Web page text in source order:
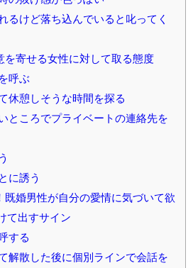
るけど落ち込んでいると叱ってく
を寄せる女性に対して取る態度
呼ぶ
休憩しそうな時間を探る
ところでプライベートの連絡先を
に誘う
婚男性が自分の愛情に気づいて欲
て出すサイン
する
解散した後に個別ラインで会話を